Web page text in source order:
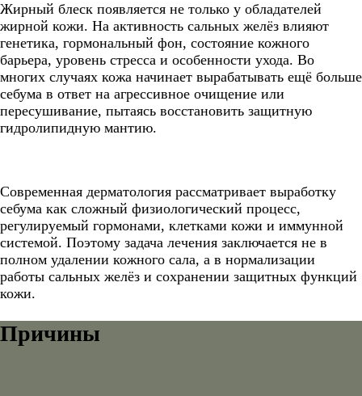
Жирный блеск появляется не только у обладателей
жирной кожи. На активность сальных желёз влияют
генетика, гормональный фон, состояние кожного
барьера, уровень стресса и особенности ухода. Во
многих случаях кожа начинает вырабатывать ещё больше
себума в ответ на агрессивное очищение или
пересушивание, пытаясь восстановить защитную
гидролипидную мантию.
Современная дерматология рассматривает выработку
себума как сложный физиологический процесс,
регулируемый гормонами, клетками кожи и иммунной
системой. Поэтому задача лечения заключается не в
полном удалении кожного сала, а в нормализации
работы сальных желёз и сохранении защитных функций
кожи.
Причины